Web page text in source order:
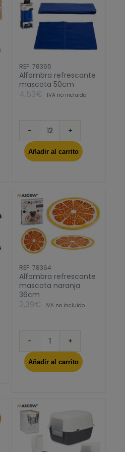
REF: 78365
Alfombra refrescante
mascota 50cm
4,53€ IVA no incluido
Alfombra
refrescante
mascota
Añadir al carrito
REF: 78364
Alfombra refrescante
mascota naranja
36cm
2,39€ IVA no incluido
Alfombra
refrescante
mascota
Añadir al carrito